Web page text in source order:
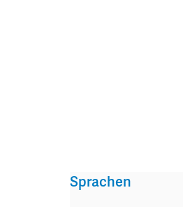
Sprachen